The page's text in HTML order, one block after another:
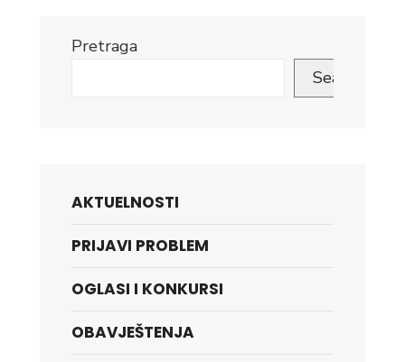
Pretraga
Search
AKTUELNOSTI
PRIJAVI PROBLEM
OGLASI I KONKURSI
OBAVJEŠTENJA